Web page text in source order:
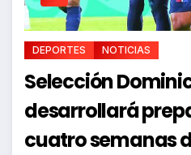
DEPORTES NOTICIAS
Selección
desarrollará
cuatro semanas